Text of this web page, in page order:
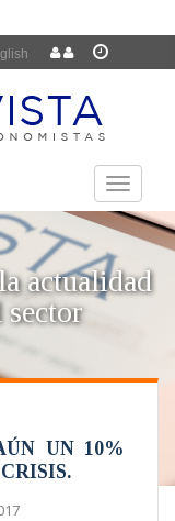
TOGGLE
actualidad
sector
UN 10%